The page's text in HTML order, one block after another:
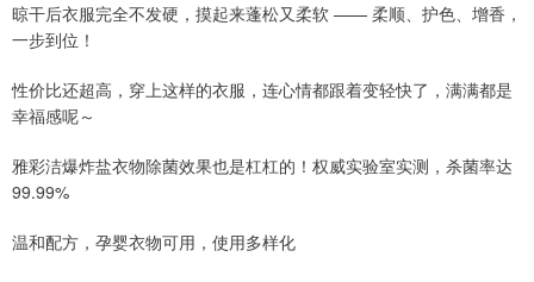
晾干后衣服完全不发硬，摸起来蓬松又柔软 —— 柔顺、护色、增香，
一步到位！
性价比还超高，穿上这样的衣服，连心情都跟着变轻快了，满满都是
幸福感呢～
雅彩洁爆炸盐衣物除菌效果也是杠杠的！权威实验室实测，杀菌率达
99.99%
温和配方，孕婴衣物可用，使用多样化